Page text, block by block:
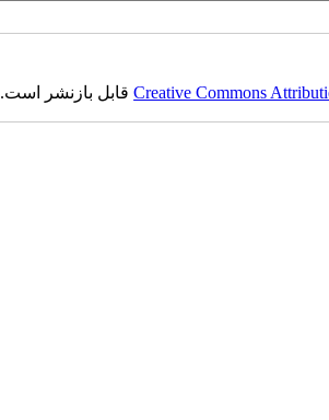
Creative Commonsقابل بازنشر است.